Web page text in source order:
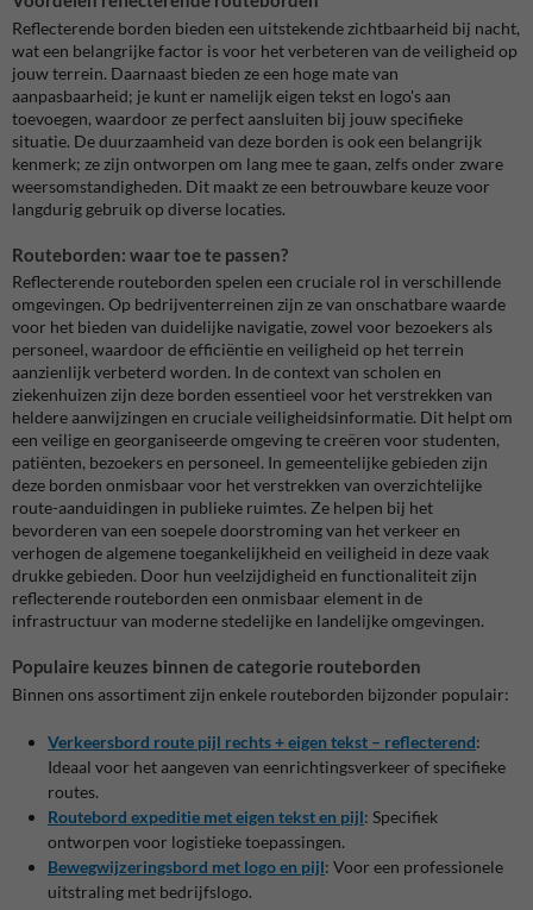
Reflecterende borden bieden een uitstekende zichtbaarheid bij nacht,
wat een belangrijke factor is voor het verbeteren van de veiligheid op
jouw terrein. Daarnaast bieden ze een hoge mate van
aanpasbaarheid; je kunt er namelijk eigen tekst en logo's aan
toevoegen, waardoor ze perfect aansluiten bij jouw specifieke
situatie. De duurzaamheid van deze borden is ook een belangrijk
kenmerk; ze zijn ontworpen om lang mee te gaan, zelfs onder zware
weersomstandigheden. Dit maakt ze een betrouwbare keuze voor
langdurig gebruik op diverse locaties.
Routeborden: waar toe te passen?
Reflecterende routeborden spelen een cruciale rol in verschillende
omgevingen. Op bedrijventerreinen zijn ze van onschatbare waarde
voor het bieden van duidelijke navigatie, zowel voor bezoekers als
personeel, waardoor de efficiëntie en veiligheid op het terrein
aanzienlijk verbeterd worden. In de context van scholen en
ziekenhuizen zijn deze borden essentieel voor het verstrekken van
heldere aanwijzingen en cruciale veiligheidsinformatie. Dit helpt om
een veilige en georganiseerde omgeving te creëren voor studenten,
patiënten, bezoekers en personeel. In gemeentelijke gebieden zijn
deze borden onmisbaar voor het verstrekken van overzichtelijke
route-aanduidingen in publieke ruimtes. Ze helpen bij het
bevorderen van een soepele doorstroming van het verkeer en
verhogen de algemene toegankelijkheid en veiligheid in deze vaak
drukke gebieden. Door hun veelzijdigheid en functionaliteit zijn
reflecterende routeborden een onmisbaar element in de
infrastructuur van moderne stedelijke en landelijke omgevingen.
Populaire keuzes binnen de categorie routeborden
Binnen ons assortiment zijn enkele routeborden bijzonder populair:
Verkeersbord route pijl rechts + eigen tekst – reflecterend:
Ideaal voor het aangeven van eenrichtingsverkeer of specifieke
routes.
Routebord expeditie met eigen tekst en pijl: Specifiek
ontworpen voor logistieke toepassingen.
Bewegwijzeringsbord met logo en pijl: Voor een professionele
uitstraling met bedrijfslogo.